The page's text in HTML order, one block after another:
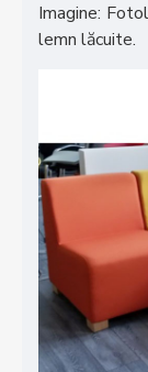
Imagine:
lemn lăcuite.